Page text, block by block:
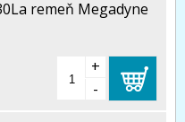
remeň Megadyne
+
-